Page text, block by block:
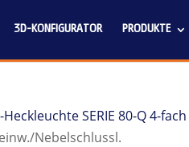
3D-KONFIGURATOR PRODUKTE
Heckleuchte SERIE 80-Q 4-fach
Nebelschlussl.